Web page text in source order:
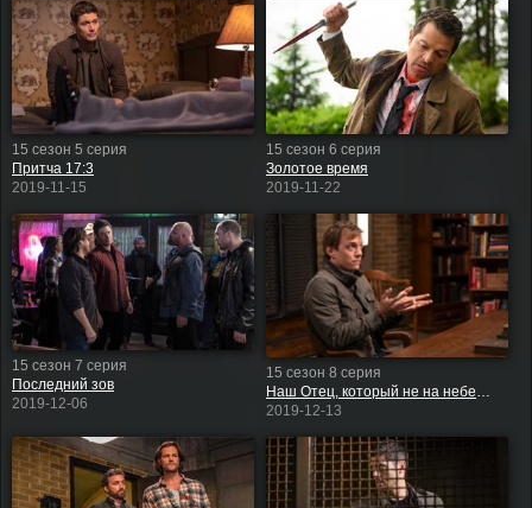
15 сезон 5 серия
Притча 17:3
2019-11-15
15 сезон 6 серия
Золотое время
2019-11-22
15 сезон 7 серия
Последний зов
2019-12-06
15 сезон 8 серия
2019-12-13